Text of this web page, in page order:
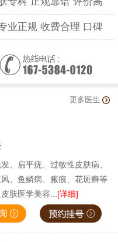
业正规 收费合理 口碑
更多医生
、扁平疣、过敏性皮肤病、
、鱼鳞病、瘢痕、花斑癣等
肤医学美容... [详细]